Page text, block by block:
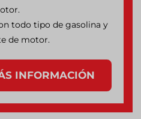
todo tipo de gasolina y
de motor.
INFORMACIÓN